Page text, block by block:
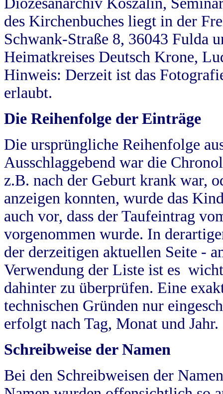
des Kirchenbuches liegt in der
Schwank-Straße 8, 36043 Fulda
Heimatkreises Deutsch Krone,
Hinweis: Derzeit ist das
erlaubt.
Die Reihenfolge der Einträge
Die ursprüngliche Reihenfolge
Ausschlaggebend war die
z.B. nach der Geburt krank war,
anzeigen konnten, wurde das
auch vor, dass der Taufeintrag
vorgenommen wurde. In
der derzeitigen aktuellen Seite -
Verwendung der Liste ist es
dahinter zu überprüfen. Eine
technischen Gründen nur
erfolgt nach Tag, Monat und Jahr.
Schreibweise der Namen
Bei den Schreibweisen der